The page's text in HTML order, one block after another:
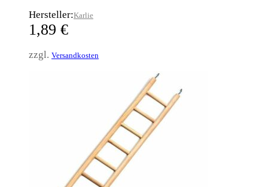
Hersteller:Karlie
1,89 €
zzgl. Versandkosten